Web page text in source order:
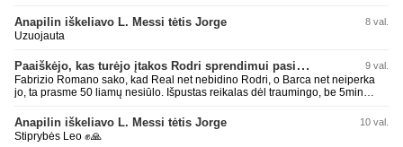
Super
Anapilin iškeliavo L. Messi tėtis Jorge 8 val.
Uzuojauta
Paaiškėjo, kas turėjo įtakos Rodri sprendimui pasirinkti Barselonos pusę 9 val.
Fabrizio Romano sako, kad Real net nebidino Rodri, o Barca net neiperka
jo, ta prasme 50 liamų nesiūlo. Išpustas reikalas dėl traumingo, be 5min
Anapilin iškeliavo L. Messi tėtis Jorge 10 val.
Stiprybės Leo ✊🙏